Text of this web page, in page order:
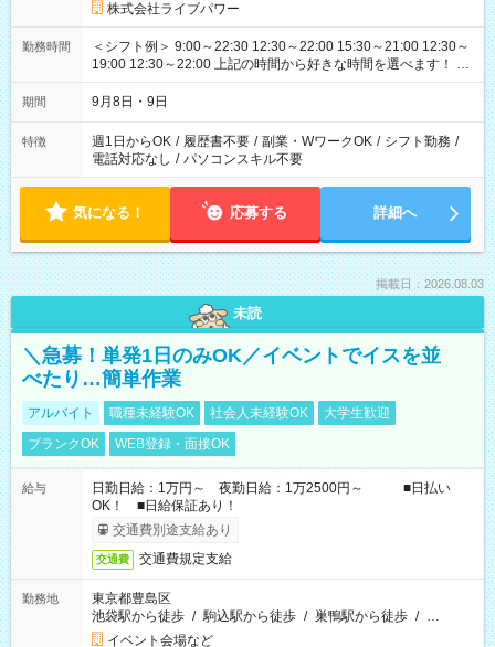
株式会社ライブパワー
勤務時間
＜シフト例＞ 9:00～22:30 12:30～22:00 15:30～21:00 12:30～
19:00 12:30～22:00 上記の時間から好きな時間を選べます！ ※
時間は変更となる可能性があります
期間 9月8日・9日
特徴 週1日からOK / 履歴書不要 / 副業・WワークOK / シフト勤務 /
電話対応なし / パソコンスキル不要
気になる！ 応募する 詳細へ
掲載日：2026.08.03
未読
＼急募！単発1日のみOK／イベントでイスを並
べたり…簡単作業
アルバイト 職種未経験OK 社会人未経験OK
大学生歓迎
ブランクOK
WEB登録・面接OK
給与
日勤日給：1万円～ 夜勤日給：1万2500円～ ■日払い
OK！ ■日給保証あり！
交通費別途支給あり
交通費 交通費規定支給
勤務地
東京都豊島区
池袋駅から徒歩 / 駒込駅から徒歩 / 巣鴨駅から徒歩 / …
イベント会場など